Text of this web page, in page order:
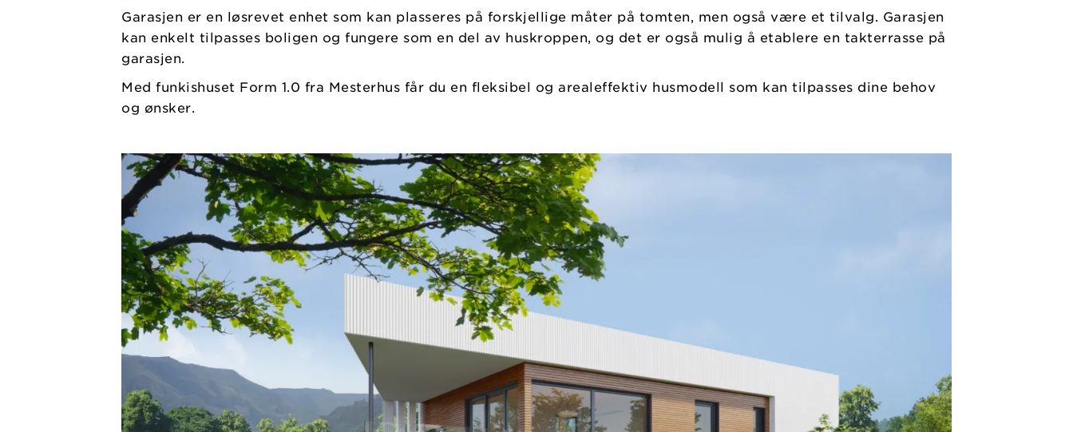
Garasjen er en løsrevet enhet som kan plasseres på forskjellige måter på tomten, men også være et tilvalg. Garasjen
kan enkelt tilpasses boligen og fungere som en del av huskroppen, og det er også mulig å etablere en takterrasse på
garasjen.
Med funkishuset Form 1.0 fra Mesterhus får du en fleksibel og arealeffektiv husmodell som kan tilpasses dine behov
og ønsker.